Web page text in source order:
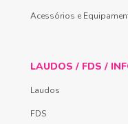
Acessórios e
LAUDOS / FDS /
Laudos
FDS